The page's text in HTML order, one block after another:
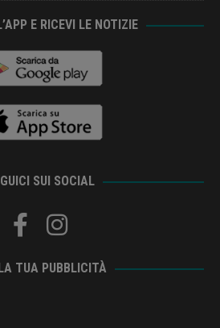
E RICEVI LE NOTIZIE
SUI SOCIAL
TUA PUBBLICITÀ